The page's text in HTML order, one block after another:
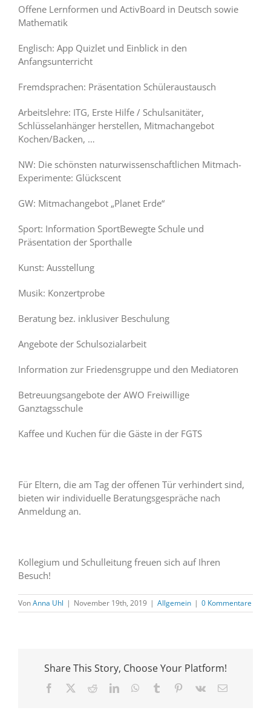
Offene Lernformen und ActivBoard in Deutsch sowie
Mathematik
Englisch: App Quizlet und Einblick in den
Anfangsunterricht
Fremdsprachen: Präsentation Schüleraustausch
Arbeitslehre: ITG, Erste Hilfe / Schulsanitäter,
Schlüsselanhänger herstellen, Mitmachangebot
Kochen/Backen, …
NW: Die schönsten naturwissenschaftlichen Mitmach-
Experimente: Glückscent
GW: Mitmachangebot „Planet Erde“
Sport: Information SportBewegte Schule und
Präsentation der Sporthalle
Kunst: Ausstellung
Musik: Konzertprobe
Beratung bez. inklusiver Beschulung
Angebote der Schulsozialarbeit
Information zur Friedensgruppe und den Mediatoren
Betreuungsangebote der AWO Freiwillige
Ganztagsschule
Kaffee und Kuchen für die Gäste in der FGTS
Für Eltern, die am Tag der offenen Tür verhindert sind,
bieten wir individuelle Beratungsgespräche nach
Anmeldung an.
Kollegium und Schulleitung freuen sich auf Ihren
Besuch!
VonAnna Uhl | November 19th, 2019 | Allgemein | 0 Kommentare
Share This Story, Choose Your Platform!
Facebook RedditLinkedInWhatsApp
Tumblr Pinterest
Vk
E-